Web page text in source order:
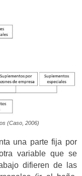
(Caso, 2006)
una parte fija por
variable que se
difieren de las